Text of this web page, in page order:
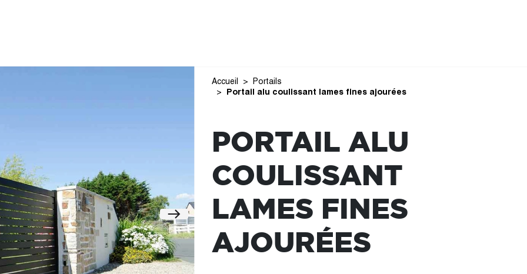
Accueil
Portails
Portail alu coulissant lames fines ajourées
PORTAIL ALU
COULISSANT
LAMES FINES
AJOURÉES